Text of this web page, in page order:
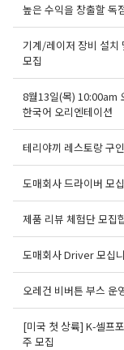
높은 수익을 창출할 독
기계/레이저 장비 설치
모집
8월13일(목) 10:00am
한국어 오리엔테이션
테리야끼 레스토랑 구인
도매회사 드라이버 모
제품 리뷰 체험단 모집
도매회사 Driver 모십
오레건 비버튼 부스 운
[미국 첫 상륙] K-셀프
주 모집